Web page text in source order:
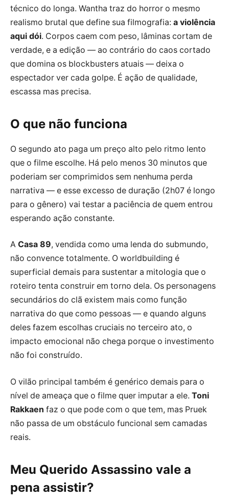
técnico do longa. Wantha traz do horror o mesmo
realismo brutal que define sua filmografia: a violência
aqui dói. Corpos caem com peso, lâminas cortam de
verdade, e a edição — ao contrário do caos cortado
que domina os blockbusters atuais — deixa o
espectador ver cada golpe. É ação de qualidade,
escassa mas precisa.
O que não funciona
O segundo ato paga um preço alto pelo ritmo lento
que o filme escolhe. Há pelo menos 30 minutos que
poderiam ser comprimidos sem nenhuma perda
narrativa — e esse excesso de duração (2h07 é longo
para o gênero) vai testar a paciência de quem entrou
esperando ação constante.
A Casa 89, vendida como uma lenda do submundo,
não convence totalmente. O worldbuilding é
superficial demais para sustentar a mitologia que o
roteiro tenta construir em torno dela. Os personagens
secundários do clã existem mais como função
narrativa do que como pessoas — e quando alguns
deles fazem escolhas cruciais no terceiro ato, o
impacto emocional não chega porque o investimento
não foi construído.
O vilão principal também é genérico demais para o
nível de ameaça que o filme quer imputar a ele. Toni
Rakkaen faz o que pode com o que tem, mas Pruek
não passa de um obstáculo funcional sem camadas
reais.
Meu Querido Assassino vale a
pena assistir?